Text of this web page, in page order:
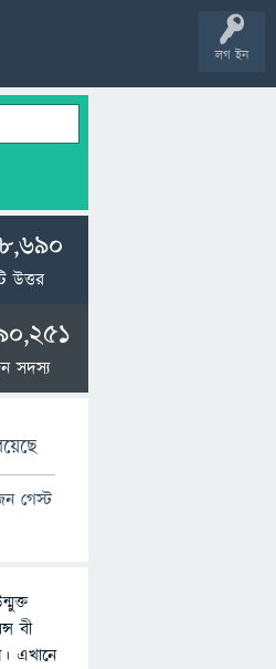
লগ ইন
উত্তর
সদস্য
গেস্ট
বী
এখানে